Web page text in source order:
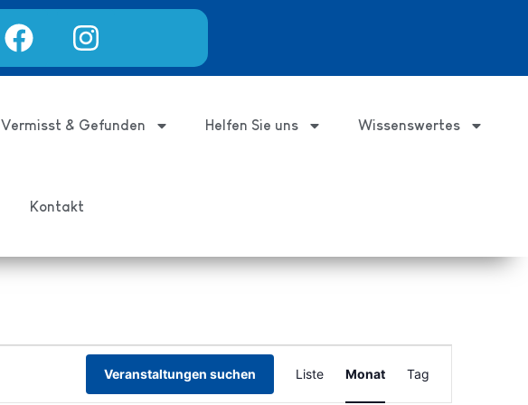
Vermisst & Gefunden Helfen Sie uns Wissenswertes
Kontakt
Veranstaltungen suchen
Ansichten-
Liste Monat Tag